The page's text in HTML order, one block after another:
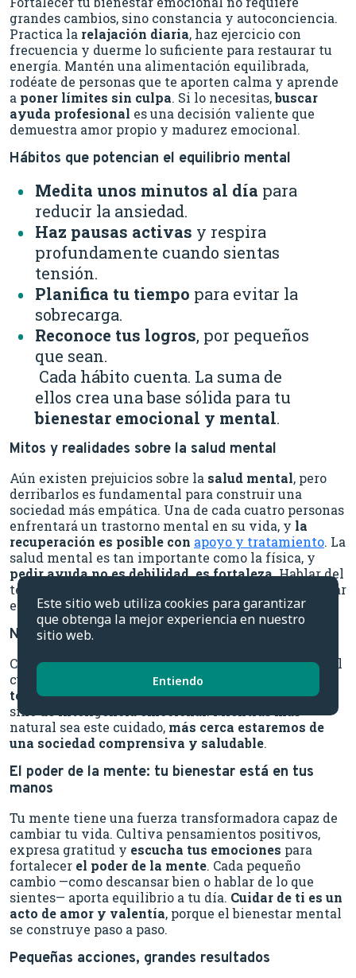
grandes cambios, sino constancia y autoconciencia.
Practica la relajación diaria, haz ejercicio con
frecuencia y duerme lo suficiente para restaurar tu
energía. Mantén una alimentación equilibrada,
rodéate de personas que te aporten calma y aprende
a poner límites sin culpa. Si lo necesitas,buscar
ayuda profesional es una decisión valiente que
demuestra amor propio y madurez emocional.
Hábitos que potencian el equilibrio mental
Medita unos minutos al día para
reducir la ansiedad.
Haz pausas activas y respira
profundamente cuando sientas
tensión.
Planifica tu tiempo para evitar la
sobrecarga.
Reconoce tus logros, por pequeños
que sean.
Cada hábito cuenta. La suma de
ellos crea una base sólida para tu
bienestar emocional y mental.
Mitos y realidades sobre la salud mental
Aún existen prejuicios sobre la salud mental, pero
derribarlos es fundamental para construir una
sociedad más empática. Una de cada cuatro personas
enfrentará un trastorno mental en su vida, y la
recuperación es posible con apoyo y tratamiento. La
salud mental es tan importante como la física, y
pedir ayuda no es debilidad, es fortaleza. Hablar del
tema con naturalidad es el primer paso para eliminar
el estigma y fomentar la comprensión.
Normalizar el cuidado emocional
Cuidar la mente debe ser tan habitual como cuidar el
cuerpo.
Hablar de emociones, pedir ayuda o
tomarse un descansono son signos de debilidad,
sino de inteligencia emocional. Mientras más
natural sea este cuidado, más cerca estaremos de
una sociedad comprensiva y saludable.
El poder de la mente: tu bienestar está en tus
manos
Tu mente tiene una fuerza transformadora capaz de
cambiar tu vida. Cultiva pensamientos positivos,
expresa gratitud y escucha tus emociones para
fortalecer el poder de la mente. Cada pequeño
cambio —como descansar bien o hablar de lo que
sientes— aporta equilibrio a tu día. Cuidar de ti es un
acto de amor y valentía, porque el bienestar mental
se construye paso a paso.
Pequeñas acciones, grandes resultados
Este sitio web utiliza cookies para garantizar
que obtenga la mejor experiencia en nuestro
sitio web.
Entiendo